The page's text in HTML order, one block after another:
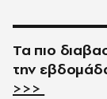
Τα πιο
την
>>>